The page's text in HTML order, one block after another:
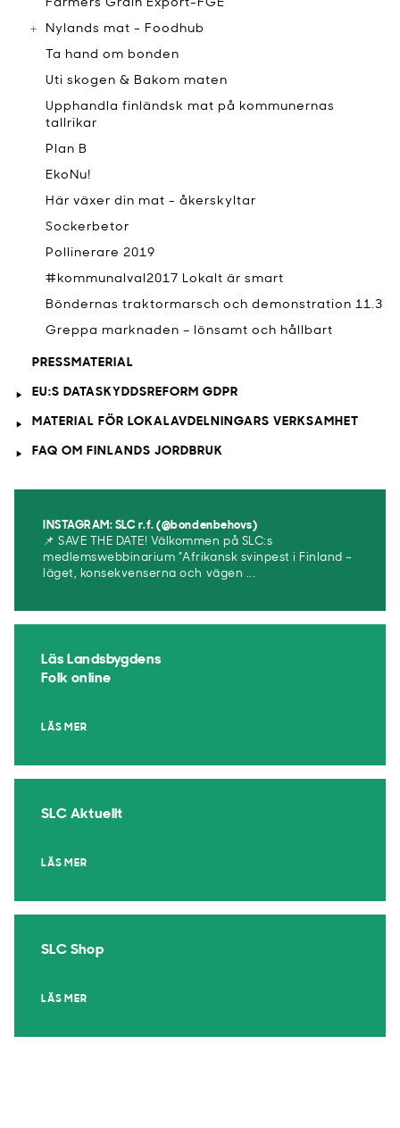
Farmers Grain Export-FGE
Nylands mat - Foodhub
Ta hand om bonden
Uti skogen & Bakom maten
Upphandla finländsk mat på kommunernas
tallrikar
Plan B
EkoNu!
Här växer din mat - åkerskyltar
Sockerbetor
Pollinerare 2019
#kommunalval2017 Lokalt är smart
Böndernas traktormarsch och demonstration 11.3
Greppa marknaden – lönsamt och hållbart
PRESSMATERIAL
EU:S DATASKYDDSREFORM GDPR
MATERIAL FÖR LOKALAVDELNINGARS VERKSAMHET
FAQ OM FINLANDS JORDBRUK
INSTAGRAM: SLC r.f. (@bondenbehovs)
📌 SAVE THE DATE! Välkommen på SLC:s
medlemswebbinarium ”Afrikansk svinpest i Finland –
läget, konsekvenserna och vägen ...
Läs Landsbygdens
Folk online
LÄS MER
SLC Aktuellt
LÄS MER
SLC Shop
LÄS MER